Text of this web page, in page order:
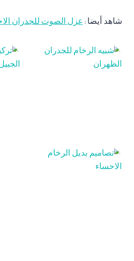
شاهد أيضا : عزل الصوت للجدران